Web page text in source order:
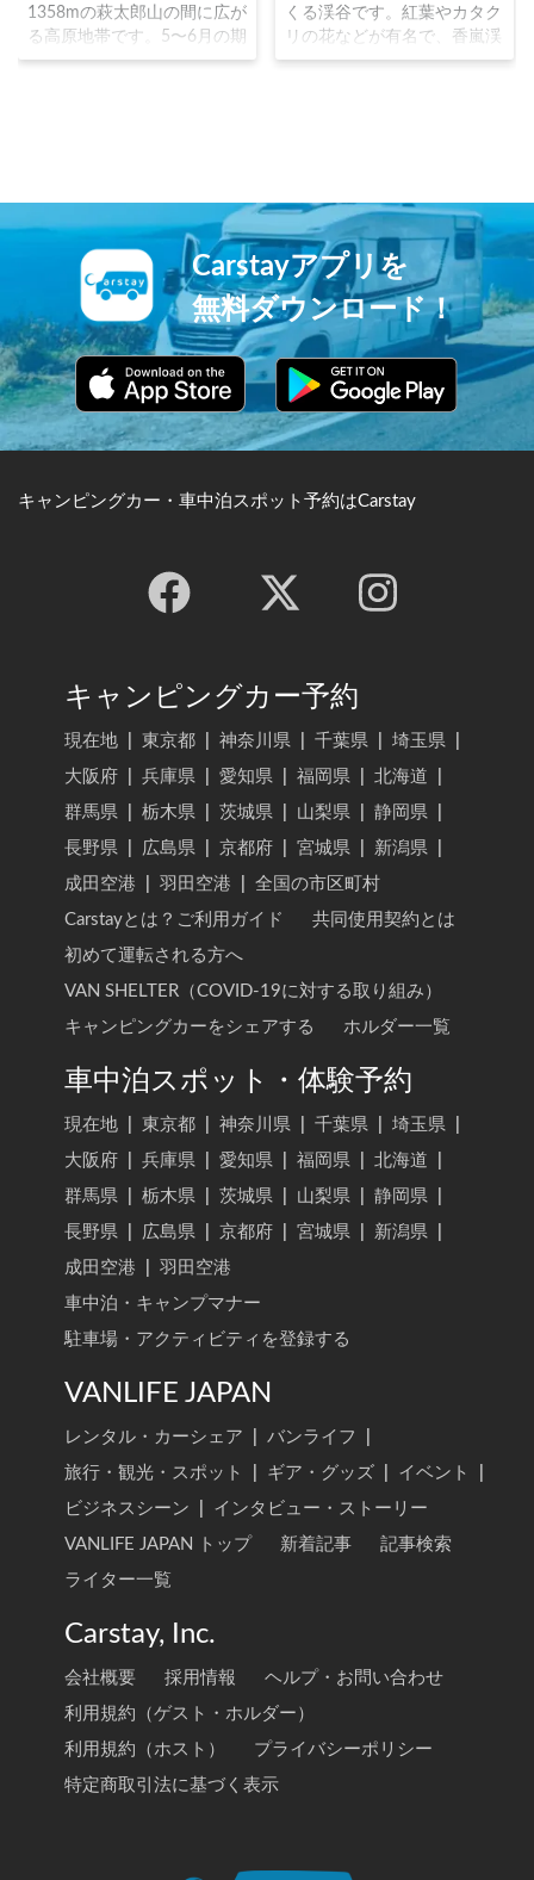
1358mの萩太郎山の間に広が
る高原地帯です。5〜6月の期
間で、ピンク薄紫白など約40
す。
くる渓谷です。紅葉やカタク
リの花などが有名で、香嵐渓
の美しい景観を一望できる待
Carstayアプリを
無料ダウンロード！
キャンピングカー・車中泊スポット予約はCarstay
キャンピングカー予約
現在地 東京都 神奈川県 千葉県 埼玉県
大阪府
兵庫県 愛知県 福岡県 北海道
群馬県
栃木県 茨城県 山梨県 静岡県
長野県
広島県 京都府 宮城県 新潟県
成田空港
羽田空港
全国の市区町村
Carstayとは？ご利用ガイド
共同使用契約とは
初めて運転される方へ
VAN SHELTER（COVID-19に対する取り組み）
キャンピングカーをシェアする
ホルダー一覧
車中泊スポット・体験予約
現在地 東京都 神奈川県 千葉県 埼玉県
大阪府
兵庫県 愛知県 福岡県 北海道
群馬県
栃木県 茨城県 山梨県 静岡県
長野県
広島県 京都府 宮城県 新潟県
成田空港
羽田空港
車中泊・キャンプマナー
駐車場・アクティビティを登録する
VANLIFE JAPAN
レンタル・カーシェア バンライフ
旅行・観光・スポット
ギア・グッズ イベント
ビジネスシーン
インタビュー・ストーリー
VANLIFE JAPAN トップ
新着記事
記事検索
ライター一覧
Carstay, Inc.
会社概要 採用情報
ヘルプ・お問い合わせ
利用規約（ゲスト・ホルダー）
利用規約（ホスト）
プライバシーポリシー
特定商取引法に基づく表示